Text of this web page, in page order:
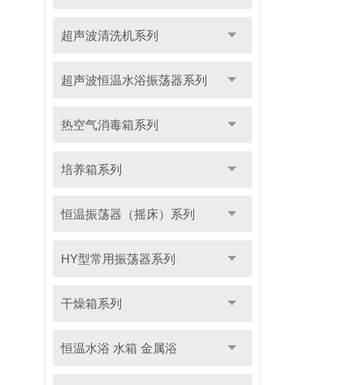
超声波清洗机系列
超声波恒温水浴振荡器系列
热空气消毒箱系列
培养箱系列
恒温振荡器（摇床）系列
HY型常用振荡器系列
干燥箱系列
恒温水浴 水箱 金属浴